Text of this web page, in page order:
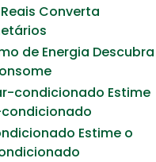
Converta
de Energia Descubra
condicionado Estime
Estime o